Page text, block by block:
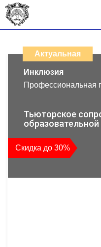
и
Актуальная
Инклюзия
Профессиональная
Тьюторское
Скидка до 30%